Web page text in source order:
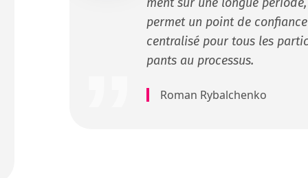
per­met un point de con­fi­ance
cen­tral­isé pour tous les
pants au processus.
Roman Rybalchenko